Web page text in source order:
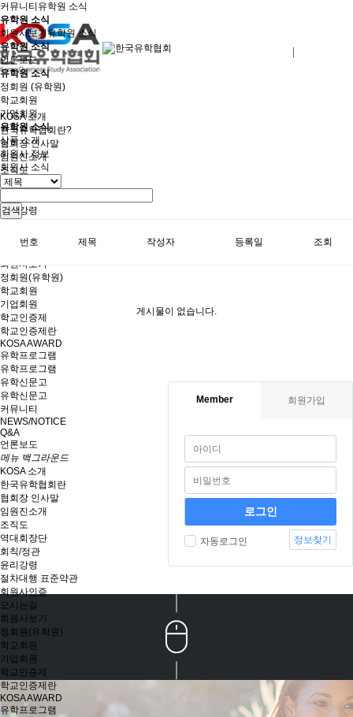
KOSA 소개
한국유학협회란?
협회장 인사말
임원진소개
조직도
역대회장단
윤리강령
회원사인증
회원사보기
정회원(유학원)
학교회원
기업회원
학교인증제
학교인증제란
KOSA AWARD
유학프로그램
유학프로그램
유학신문고
유학신문고
커뮤니티
NEWS/NOTICE
Q&A
언론보도
메뉴 백그라운드
KOSA 소개
한국유학협회란
협회장 인사말
임원진소개
조직도
역대회장단
회칙/정관
윤리강령
절차대행 표준약관
회원사인증
오시는길
회원사보기
정회원(유학원)
학교회원
기업회원
학교인증제
학교인증제란
KOSA AWARD
유학프로그램
커뮤니티 유학원 소식
유학원 소식
회원사보기유학원 소식
유학원 소식
언론보도
유학원 소식
정회원 (유학원)
학교회원
기업회원
유학원 소식
상품 소개
회원사 정보
회원사 소식
검색
번호 제목 작성자 등록일 조회
게시물이 없습니다.
Member 회원가입
자동로그인 정보찾기